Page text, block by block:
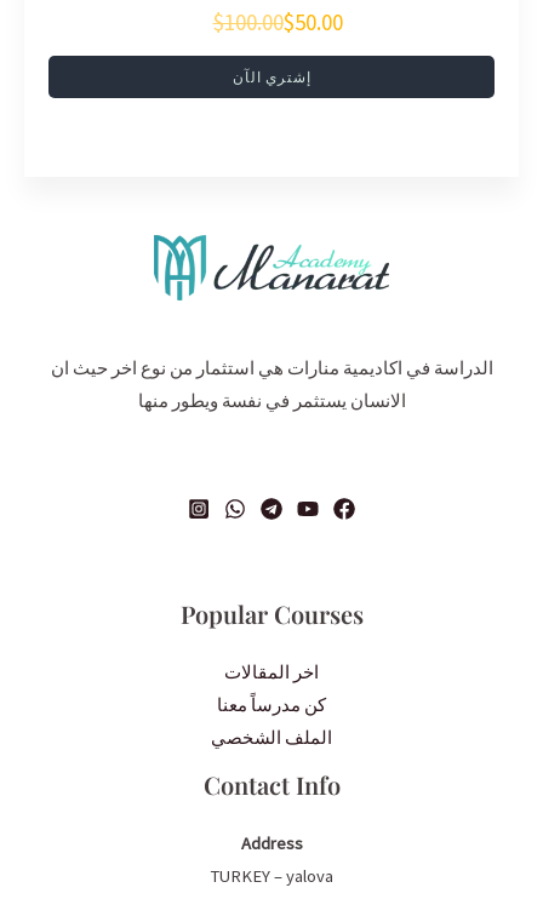
$100.00$50.00
إشتري الآن
الدراسة في اكاديمية منارات هي استثمار من نوع اخر حيث ان
الانسان يستثمر في نفسة ويطور منها
Popular Courses
اخر المقالات
كن مدرساً معنا
الملف الشخصي
Contact Info
Address
TURKEY – yalova